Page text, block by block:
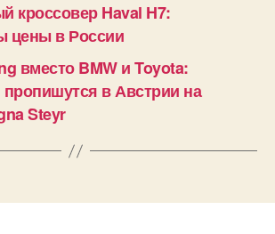
кроссовер Haval H7:
цены в России
вместо BMW и Toyota:
пропишутся в Австрии на
Steyr